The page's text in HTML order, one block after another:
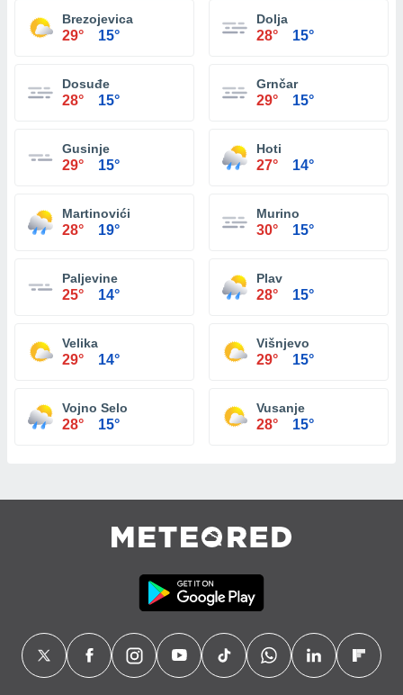
Brezojevica
29° 15°
Dolja
28° 15°
Dosuđe
28° 15°
Grnčar
29° 15°
Gusinje
29° 15°
Hoti
27° 14°
Martinovići
28° 19°
Murino
30° 15°
Paljevine
25° 14°
Plav
28° 15°
Velika
29° 14°
Višnjevo
29° 15°
Vojno Selo
28° 15°
Vusanje
28° 15°